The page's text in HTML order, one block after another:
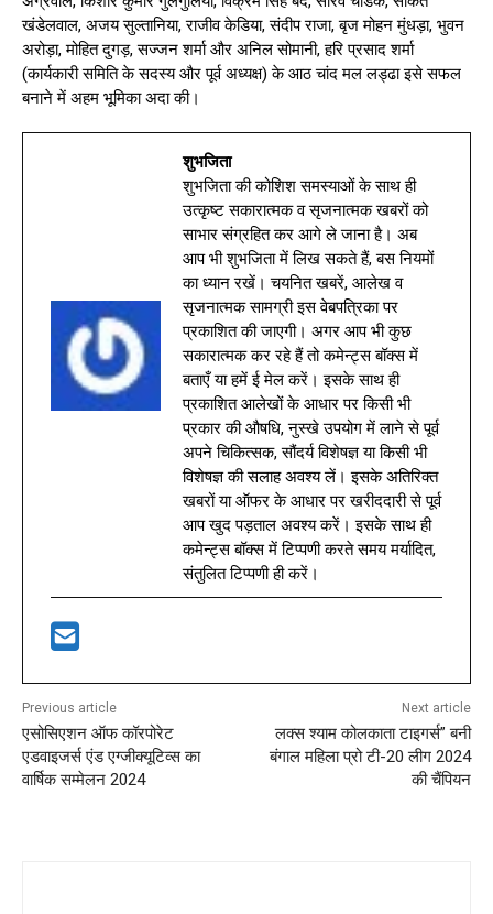
खंडेलवाल, अजय सुल्तानिया, राजीव केडिया, संदीप राजा, बृज मोहन मुंधड़ा, भुवन
अरोड़ा, मोहित दुगड़, सज्जन शर्मा और अनिल सोमानी, हरि प्रसाद शर्मा
(कार्यकारी समिति के सदस्य और पूर्व अध्यक्ष) के आठ चांद मल लड्ढा इसे सफल
बनाने में अहम भूमिका अदा की।
शुभजिता
शुभजिता की कोशिश समस्याओं के साथ ही
उत्कृष्ट सकारात्मक व सृजनात्मक खबरों को
साभार संग्रहित कर आगे ले जाना है। अब
आप भी शुभजिता में लिख सकते हैं, बस नियमों
का ध्यान रखें। चयनित खबरें, आलेख व
सृजनात्मक सामग्री इस वेबपत्रिका पर
प्रकाशित की जाएगी। अगर आप भी कुछ
सकारात्मक कर रहे हैं तो कमेन्ट्स बॉक्स में
बताएँ या हमें ई मेल करें। इसके साथ ही
प्रकाशित आलेखों के आधार पर किसी भी
प्रकार की औषधि, नुस्खे उपयोग में लाने से पूर्व
अपने चिकित्सक, सौंदर्य विशेषज्ञ या किसी भी
विशेषज्ञ की सलाह अवश्य लें। इसके अतिरिक्त
खबरों या ऑफर के आधार पर खरीददारी से पूर्व
आप खुद पड़ताल अवश्य करें। इसके साथ ही
कमेन्ट्स बॉक्स में टिप्पणी करते समय मर्यादित,
संतुलित टिप्पणी ही करें।
Previous article
एसोसिएशन ऑफ कॉरपोरेट
एडवाइजर्स एंड एग्जीक्यूटिव्स का
वार्षिक सम्मेलन 2024
Next article
लक्स श्याम कोलकाता टाइगर्स” बनी
बंगाल महिला प्रो टी-20 लीग 2024
की चैंपियन